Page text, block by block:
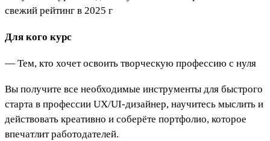
Для кого курс
— Тем, кто хочет освоить творческую профессию с нуля
Вы получите все необходимые инструменты для быстрого
старта в профессии UX/UI-дизайнер, научитесь мыслить и
действовать креативно и соберёте портфолио, которое
впечатлит работодателей.